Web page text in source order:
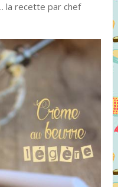
.. la recette par chef